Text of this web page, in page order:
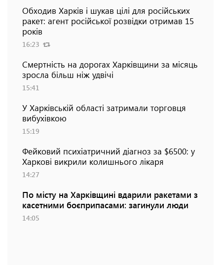
Обходив Харків і шукав цілі для російських
ракет: агент російської розвідки отримав 15
років
16:23
Смертність на дорогах Харківщини за місяць
зросла більш ніж удвічі
15:41
У Харківській області затримали торговця
вибухівкою
15:19
Фейковий психіатричний діагноз за $6500: у
Харкові викрили колишнього лікаря
14:27
По місту на Харківщині вдарили ракетами з
касетними боєприпасами: загинули люди
14:05